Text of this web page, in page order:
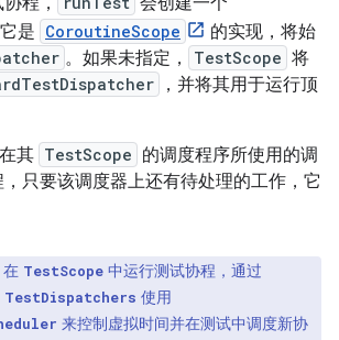
它是 CoroutineScope
的实现，将始
。如果未指定， TestScope 将
，并将其用于运行顶
其 TestScope 的调度程序所使用的调
只要该调度器上还有待处理的工作，它
在 TestScope 中运行测试协程，通过
使用
来控制虚拟时间并在测试中调度新协